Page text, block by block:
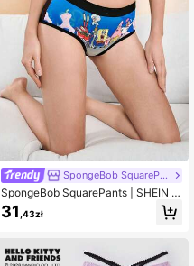
SpongeBob SquarePants
SpongeBob SquarePants | SHEIN D
amskie trójkątne majtki z nadrukie
m w kreskówkowym kolorze
31 ,43zł